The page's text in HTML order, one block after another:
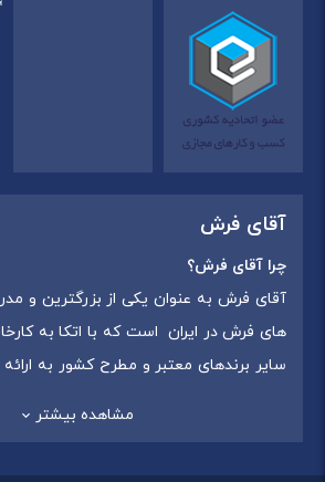
آقای فرش
چرا آقای فرش؟
آقای فرش به عنوان یکی از بزرگترین و
های فرش در ایران است که با اتکا به
سایر برندهای معتبر و مطرح کشور به
مشاهده بیشتر